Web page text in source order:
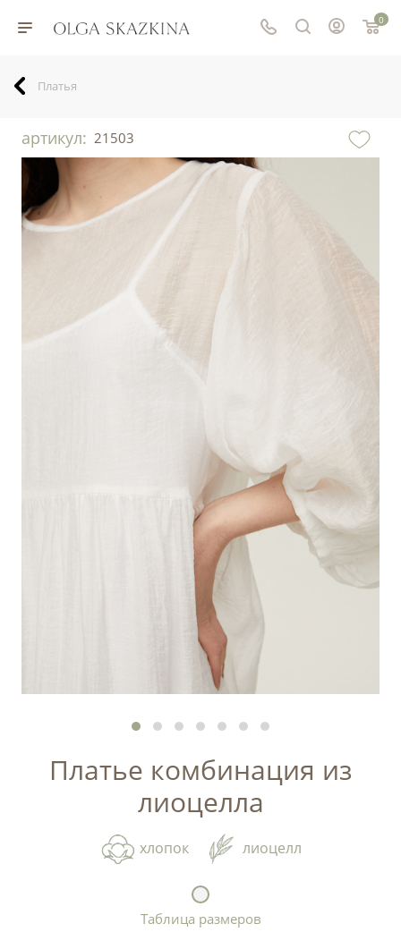
0
Платья
артикул: 21503
Платье комбинация из
лиоцелла
хлопок лиоцелл
Таблица размеров